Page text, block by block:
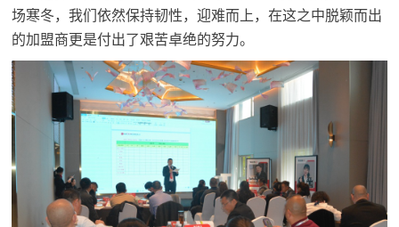
场寒冬，我们依然保持韧性，迎难而上，在这之中脱颖而出
的加盟商更是付出了艰苦卓绝的努力。